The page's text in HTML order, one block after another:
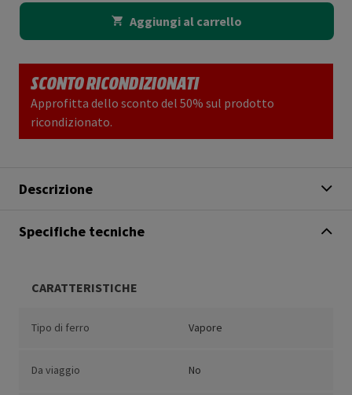
Aggiungi al carrello
SCONTO RICONDIZIONATI
Approfitta dello sconto del 50% sul prodotto
ricondizionato.
Descrizione
Specifiche tecniche
CARATTERISTICHE
Tipo di ferro Vapore
Da viaggio No